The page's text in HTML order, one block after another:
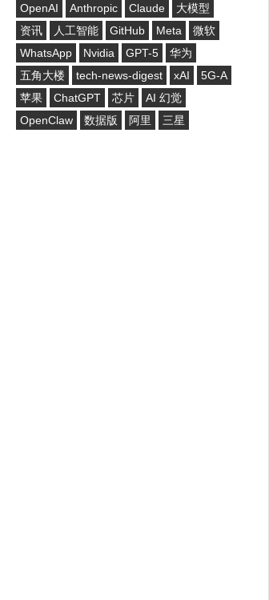
OpenAI
Anthropic Claude
大模型
资讯
人工智能 GitHub Meta
微软
WhatsApp
Nvidia GPT-5
华为
五角大楼
tech-news-digest xAI
5G-A
苹果
ChatGPT 芯片
AI 幻觉
OpenClaw
数据版 阿里 三星